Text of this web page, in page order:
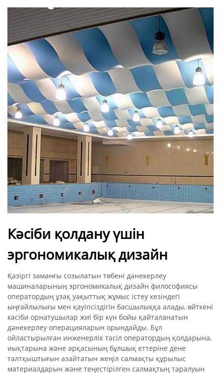
Кәсіби қолдану үшін
эргономикалық дизайн
Қазіргі заманғы созылатын төбені дәнекерлеу
машиналарының эргономикалық дизайн философиясы
оператордың ұзақ уақыттық жұмыс істеу кезіндегі
ыңғайлылығы мен қауіпсіздігін басшылыққа алады, өйткені
кәсіби орнатушылар жиі бір күн бойы қайталанатын
дәнекерлеу операцияларын орындайды. Бұл
ойластырылған инженерлік тәсіл оператордың қолдарына,
иықтарына және арқасының бұлшық еттеріне дене
талтқыштығын азайтатын жеңіл салмақты құрылыс
материалдарын және теңестірілген салмақтың таралуын